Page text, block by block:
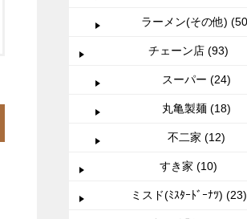
ラーメン(その他)
チェーン店 (93)
スーパー (24)
丸亀製麺 (18)
不二家 (12)
すき家 (10)
ミスド(ﾐｽﾀｰﾄﾞｰﾅﾂ) (23)